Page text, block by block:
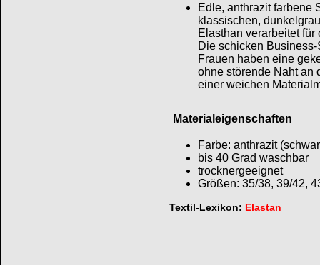
Edle, anthrazit farbene
klassischen,
Elasthan verarbeitet für
Die schicken
Frauen haben eine
ohne störende Naht an
einer weichen
Materialeigenschaften
Farbe: anthrazit
bis 40 Grad waschbar
trocknergeeignet
Größen: 35/38, 39/42,
Textil-Lexikon: Elastan